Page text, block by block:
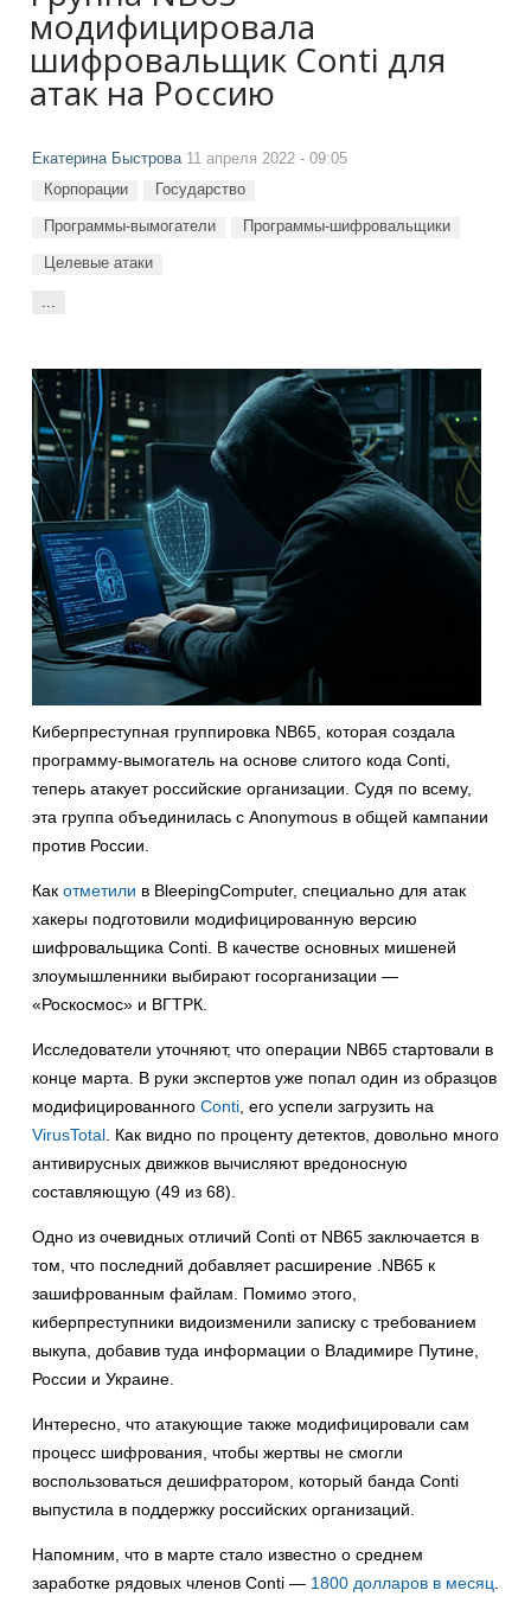
модифицировала
шифровальщик Conti для
атак на Россию
Екатерина Быстрова11 апреля 2022 - 09:05
Корпорации Государство
Программы-вымогатели Программы-шифровальщики
Целевые атаки
...
Киберпреступная группировка NB65, которая создала
программу-вымогатель на основе слитого кода Conti,
теперь атакует российские организации. Судя по всему,
эта группа объединилась с Anonymous в общей кампании
против России.
Как отметили в BleepingComputer, специально для атак
хакеры подготовили модифицированную версию
шифровальщика Conti. В качестве основных мишеней
злоумышленники выбирают госорганизации —
«Роскосмос» и ВГТРК.
Исследователи уточняют, что операции NB65 стартовали в
конце марта. В руки экспертов уже попал один из образцов
модифицированного Conti, его успели загрузить на
VirusTotal. Как видно по проценту детектов, довольно много
антивирусных движков вычисляют вредоносную
составляющую (49 из 68).
Одно из очевидных отличий Conti от NB65 заключается в
том, что последний добавляет расширение .NB65 к
зашифрованным файлам. Помимо этого,
киберпреступники видоизменили записку с требованием
выкупа, добавив туда информации о Владимире Путине,
России и Украине.
Интересно, что атакующие также модифицировали сам
процесс шифрования, чтобы жертвы не смогли
воспользоваться дешифратором, который банда Conti
выпустила в поддержку российских организаций.
Напомним, что в марте стало известно о среднем
заработке рядовых членов Conti — 1800 долларов в месяц.